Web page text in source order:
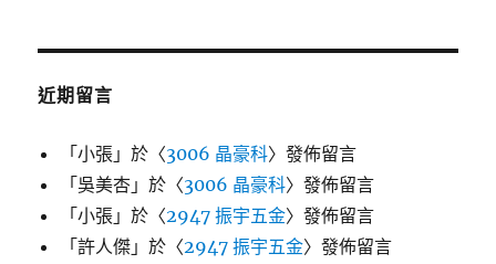
近期留言
「小張 」於〈3006 晶豪科〉發佈留言
「吳美杏 」於〈3006 晶豪科〉發佈留言
「小張 」於〈2947 振宇五金〉發佈留言
「許人傑 」於〈2947 振宇五金〉發佈留言